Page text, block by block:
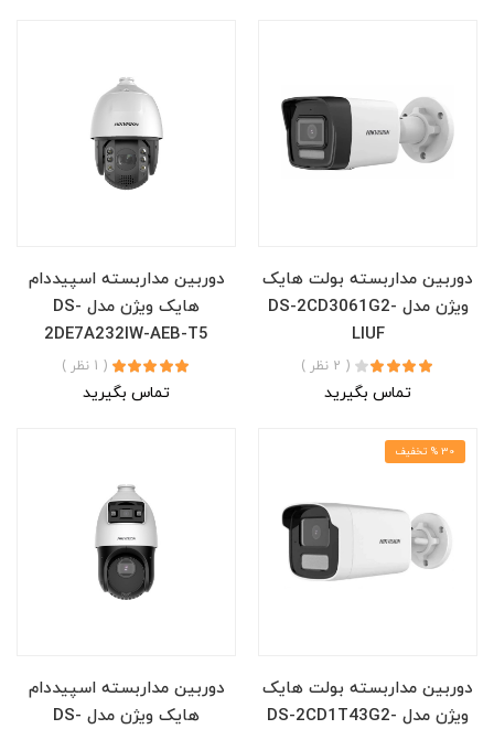
دوربین مداربسته بولت هایک
ویژن مدل DS-2CD3061G2-
LIUF
( 2 نظر )
تماس بگیرید
دوربین مداربسته اسپیددام
هایک ویژن مدل DS-
2DE7A232IW-AEB-T5
( 1 نظر )
تماس بگیرید
30 % تخفیف
دوربین مداربسته بولت هایک
ویژن مدل DS-2CD1T43G2-
دوربین مداربسته اسپیددام
هایک ویژن مدل DS-